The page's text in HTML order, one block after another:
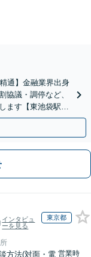
通】金融業界出身
協議・調停など、
ます【東池袋駅2
インタビュ
ーを見る
東京都
方法(対面・電 営業時